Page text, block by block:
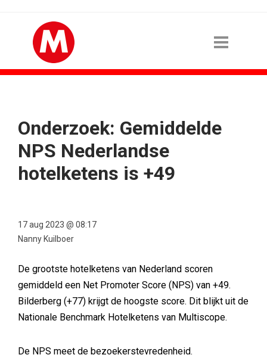
Onderzoek: Gemiddelde
NPS Nederlandse
hotelketens is +49
17 aug 2023 @ 08:17
Nanny Kuilboer
De grootste hotelketens van Nederland scoren
gemiddeld een Net Promoter Score (NPS) van +49.
Bilderberg (+77) krijgt de hoogste score. Dit blijkt uit de
Nationale Benchmark Hotelketens van Multiscope.
De NPS meet de bezoekerstevredenheid.